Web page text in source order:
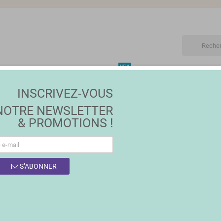
NEW
INSCRIVEZ-VOUS
NEWSLETTER
& PROMOTIONS !
S’ABONNER